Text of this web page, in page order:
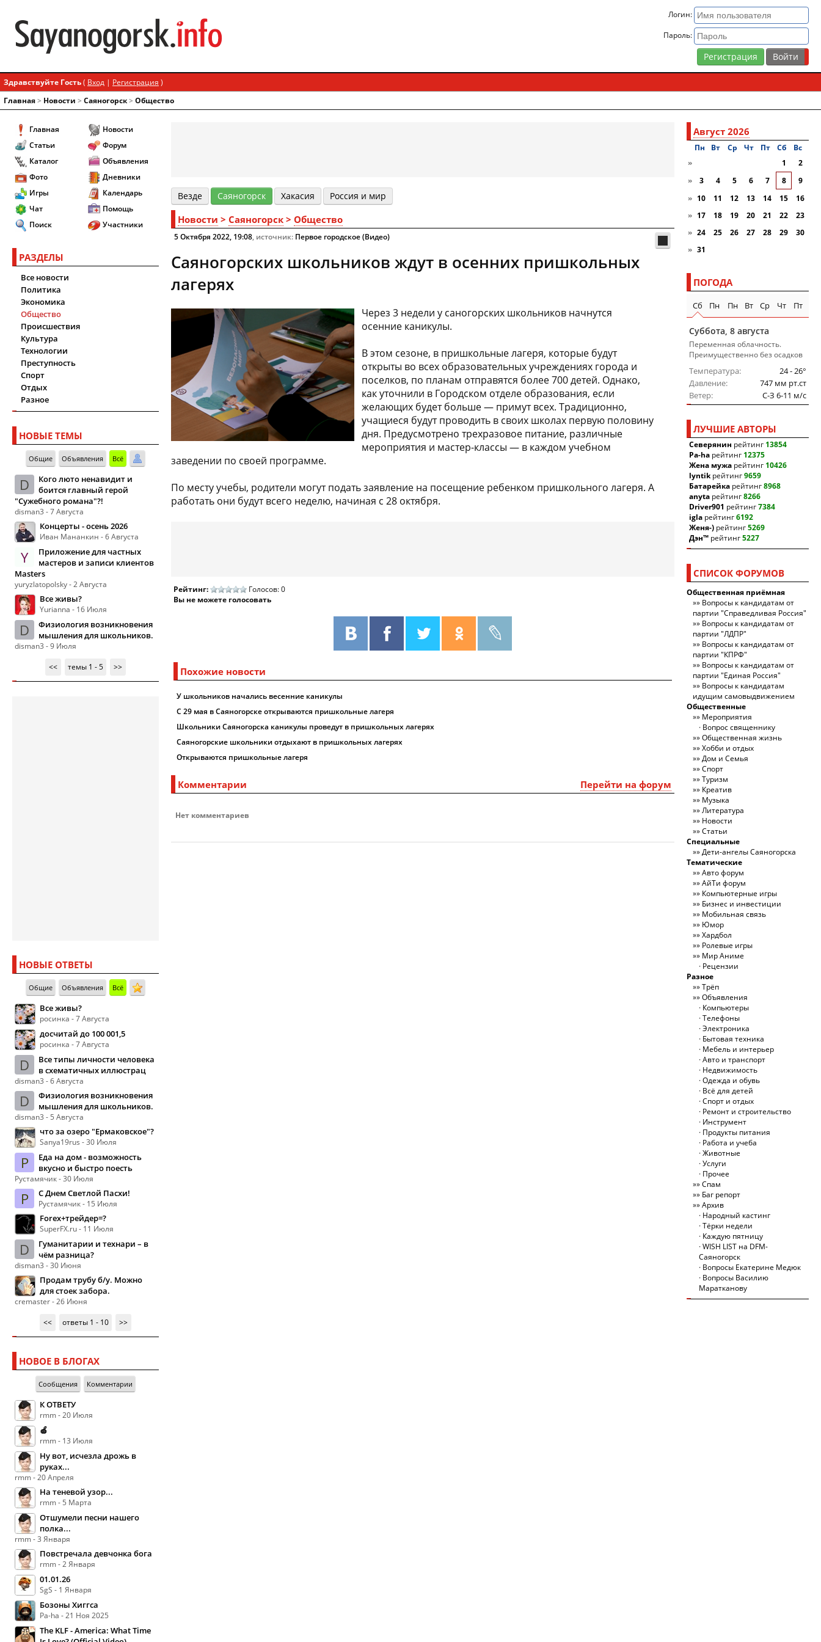
Логин:
Пароль:
Регистрация
Здравствуйте Гость( Вход | Регистрация )
Главная> Новости > Cаяногорск> Общество
Главная
Статьи
Каталог
Фото
Игры
Чат
Поиск
Новости
Форум
Объявления
Дневники
Календарь
Помощь
Участники
РАЗДЕЛЫ
Все новости
Политика
Экономика
Общество
Происшествия
Культура
Технологии
Преступность
Спорт
Отдых
Разное
НОВЫЕ ТЕМЫ
Общие Объявления Всё
D
Кого люто ненавидит и
боится главный герой
"Сужебного романа"?!
disman3 - 7 Августа
Концерты - осень 2026
Иван Мананкин - 6 Августа
Y
Приложение для частных
мастеров и записи клиентов
Masters
yuryzlatopolsky - 2 Августа
Все живы?
Yurianna - 16 Июля
D
Физиология возникновения
мышления для школьников.
disman3 - 9 Июля
<<
темы 1 - 5 >>
НОВЫЕ ОТВЕТЫ
Общие Объявления Всё
Все живы?
росинка - 7 Августа
досчитай до 100 001,5
росинка - 7 Августа
D
Все типы личности человека
в схематичных иллюстрац
disman3 - 6 Августа
D
Физиология возникновения
мышления для школьников.
disman3 - 5 Августа
что за озеро "Ермаковское"?
Sanya19rus - 30 Июля
Р
Еда на дом - возможность
вкусно и быстро поесть
Рустамячик - 30 Июля
Р С Днем Светлой Пасхи!
Рустамячик - 15 Июля
Forex+трейдер=?
SuperFX.ru - 11 Июля
D
Гуманитарии и технари – в
чём разница?
disman3 - 30 Июня
Продам трубу б/у. Можно
для стоек забора.
cremaster - 26 Июня
<<
ответы 1 - 10 >>
НОВОЕ В БЛОГАХ
Сообщения Комментарии
К ОТВЕТУ
rmm - 20 Июля
🍏
rmm - 13 Июля
Ну вот, исчезла дрожь в
руках...
rmm - 20 Апреля
На теневой узор...
rmm - 5 Марта
Отшумели песни нашего
полка...
rmm - 3 Января
Повстречала девчонка бога
rmm - 2 Января
01.01.26
SgS - 1 Января
Бозоны Хиггса
Pa-ha - 21 Ноя 2025
The KLF - America: What Time
Везде Cаяногорск Хакасия Россия и мир
Новости > Cаяногорск > Общество
5 Октября 2022, 19:08, источник: Первое городское (Видео)
Саяногорских школьников ждут в осенних пришкольных
лагерях
Через 3 недели у саногорских школьников начнутся
осенние каникулы.
В этом сезоне, в пришкольные лагеря, которые будут
открыты во всех образовательных учреждениях города и
поселков, по планам отправятся более 700 детей. Однако,
как уточнили в Городском отделе образования, если
желающих будет больше — примут всех. Традиционно,
учащиеся будут проводить в своих школах первую половину
дня. Предусмотрено трехразовое питание, различные
мероприятия и мастер-классы — в каждом учебном
заведении по своей программе.
По месту учебы, родители могут подать заявление на посещение ребенком пришкольного лагеря. А
работать они будут всего неделю, начиная с 28 октября.
Рейтинг:
Голосов: 0
Вы не можете голосовать
Похожие новости
У школьников начались весенние каникулы
С 29 мая в Саяногорске открываются пришкольные лагеря
Школьники Саяногорска каникулы проведут в пришкольных лагерях
Саяногорские школьники отдыхают в пришкольных лагерях
Открываются пришкольные лагеря
Перейти на форум
Комментарии
Нет комментариев
Август 2026
Пн Вт Ср Чт Пт Сб
Вc
»
1
2
»
3 4 5 6 7 8
9
» 10 11 12 13 14 15
16
» 17 18 19 20 21 22
23
» 24 25 26 27 28 29
30
» 31
ПОГОДА
Сб Пн Пн Вт Ср Чт Пт
Суббота, 8 августа
Переменная облачность.
Преимущественно без осадков
Температура
24 - 26°
Давление
747 мм рт.ст
Ветер
C-З 6-11 м/c
ЛУЧШИЕ АВТОРЫ
Северянин рейтинг 13854
Pa-ha рейтинг 12375
Жена мужа рейтинг 10426
lyntikрейтинг9659
Батарейка рейтинг8968
anyta рейтинг8266
Driver901 рейтинг7384
igla рейтинг6192
Женя-) рейтинг5269
Дэн™ рейтинг5227
СПИСОК ФОРУМОВ
Общественная приёмная
Вопросы к кандидатам от
партии "Справедливая Россия"
Вопросы к кандидатам от
партии "ЛДПР"
Вопросы к кандидатам от
партии "КПРФ"
Вопросы к кандидатам от
партии "Единая Россия"
Вопросы к кандидатам
идущим самовыдвижением
Общественные
Мероприятия
Вопрос священнику
Общественная жизнь
Хобби и отдых
Дом и Семья
Спорт
Туризм
Креатив
Музыка
Литература
Новости
Статьи
Специальные
Дети-ангелы Саяногорска
Тематические
Авто форум
АйТи форум
Компьютерные игры
Бизнес и инвестиции
Мобильная связь
Юмор
Хардбол
Ролевые игры
Мир Аниме
Рецензии
Разное
Трёп
Объявления
Компьютеры
Телефоны
Электроника
Бытовая техника
Мебель и интерьер
Авто и транспорт
Недвижимость
Одежда и обувь
Всё для детей
Спорт и отдых
Ремонт и строительство
Инструмент
Продукты питания
Работа и учеба
Животные
Услуги
Прочее
Спам
Баг репорт
Архив
Народный кастинг
Тёрки недели
Каждую пятницу
WISH LIST на DFM-
Саяногорск
Вопросы Екатерине Медюк
Вопросы Василию
Маратканову